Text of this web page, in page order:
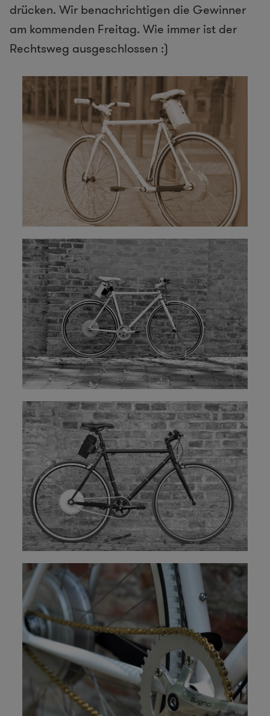
drücken. Wir benachrichtigen die Gewinner
am kommenden Freitag. Wie immer ist der
Rechtsweg ausgeschlossen :)